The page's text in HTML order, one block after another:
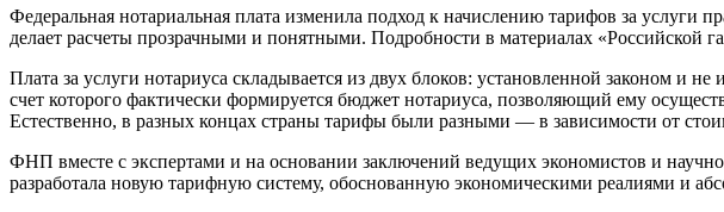
Федеральная нотариальная плата изменила подход к начислению тарифов за
делает расчеты прозрачными и понятными. Подробности в материалах «Российской
Плата за услуги нотариуса складывается из двух блоков: установленной законом
счет которого фактически формируется бюджет нотариуса, позволяющий ему
Естественно, в разных концах страны тарифы были разными — в зависимости от
ФНП вместе с экспертами и на основании заключений ведущих экономистов и
разработала новую тарифную систему, обоснованную экономическими реалиями и